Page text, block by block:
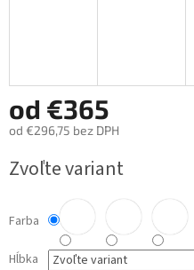
od €365
od €296,75 bez DPH
cena:
Zvoľte variant
Farba
Hĺbka